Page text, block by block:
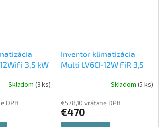
3,5 kW
Split
Skladom (3 ks)
DPH
Inventor klimatizácia
Multi LV6CI-12WiFiR 3,5
jednotka k Multi Split
Skladom(5 ks)
€578,10 vrátane DPH
€470